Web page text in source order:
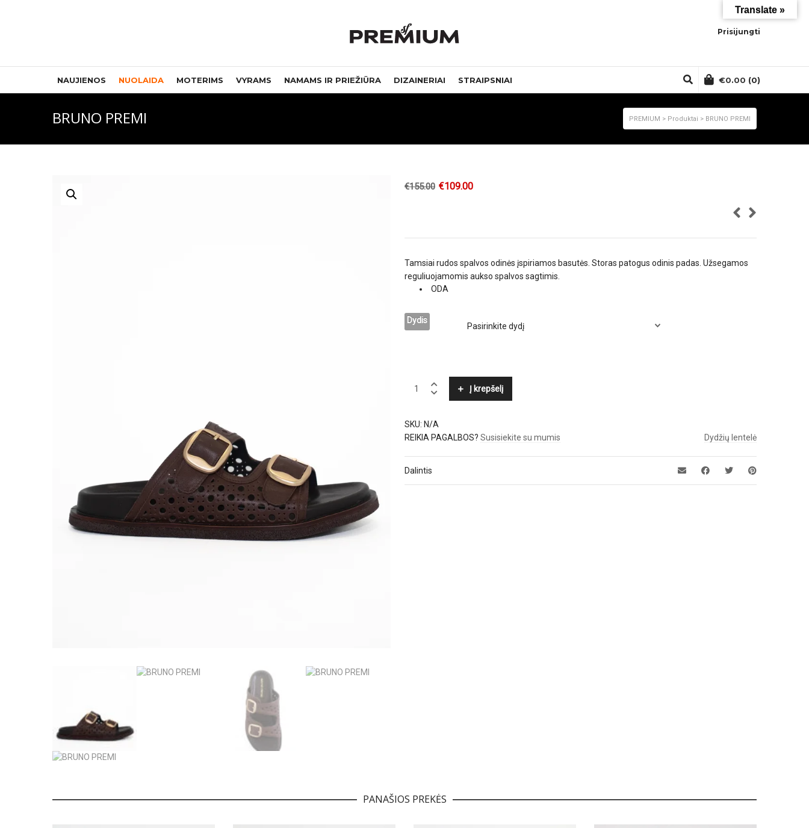
Prisijungti
NAUJIENOS NUOLAIDA MOTERIMS VYRAMS NAMAMS IR PRIEŽIŪRA DIZAINERIAI STRAIPSNIAI €0.00 (0)
BRUNO PREMI PREMIUM > Produktai > BRUNO PREMI
€155.00 €109.00
Tamsiai rudos spalvos odinės įspiriamos basutės. Storas patogus odinis padas. Užsegamos
reguliuojamomis aukso spalvos sagtimis.
ODA
Dydis
PREMI
Į krepšelį
SKU: N/A
REIKIA PAGALBOS? Susisiekite su mumis Dydžių lentelė
Dalintis
PANAŠIOS PREKĖS
Translate »